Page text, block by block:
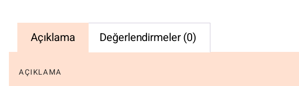
Açıklama Değerlendirmeler (0)
AÇIKLAMA